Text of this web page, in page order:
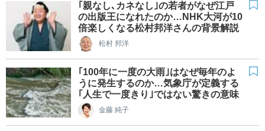
｢親なし､カネなし｣の若者がなぜ江戸
の出版王になれたのか…NHK大河が10
倍楽しくなる松村邦洋さんの背景解説
松村 邦洋
｢100年に一度の大雨｣はなぜ毎年のよ
うに発生するのか…気象庁が定義する
｢人生で一度きり｣ではない驚きの意味
金藤 純子